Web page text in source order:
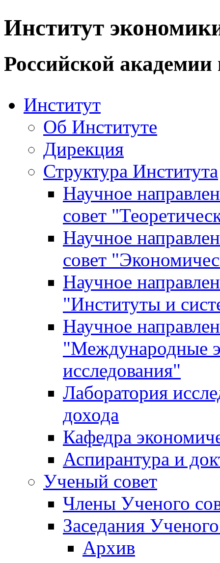
Институт
Российской академии
Институт
Об Институте
Дирекция
Структура Института
Научное
совет
Научное
совет
Научное
"Институты и
Научное
"Международные
исследования"
Лаборатория
дохода
Кафедра
Аспирантура и
Ученый совет
Члены Ученого
Заседания
Архив